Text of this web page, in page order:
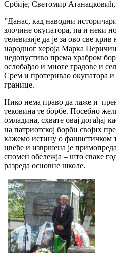
Србије, Светомир Атанацковић,
”Данас, кад наводни
злочине окупатора, па и неки
телевизије да је за ово све
народног хероја Марка
недопустиво према храбром
ослобађао и многе градове и
Срем и протеривао окупатора и
границе.
Нико нема право да лаже и
тековина те борбе. Посебно
омладина, схвате овај догађај
на патриотској борби својих
кажемо истину о фашистичком
цвеће и извршена је
спомен обележја – што сваке
разреда основне школе.